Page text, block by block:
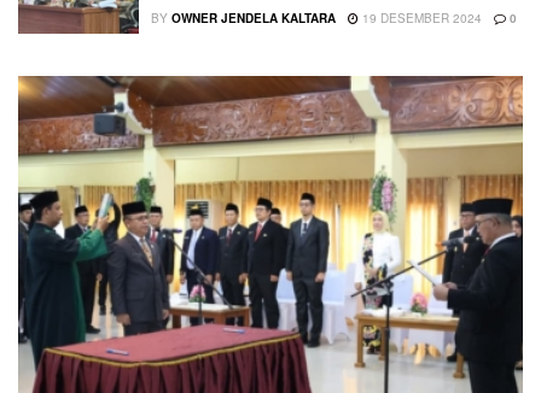
BY OWNER JENDELA KALTARA 19 DESEMBER 2024 0